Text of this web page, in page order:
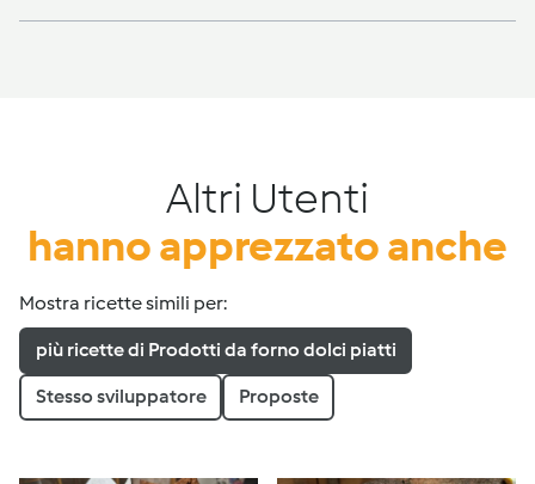
Altri Utenti
hanno apprezzato anche
Mostra ricette simili per:
più ricette di Prodotti da forno dolci piatti
Stesso sviluppatore Proposte